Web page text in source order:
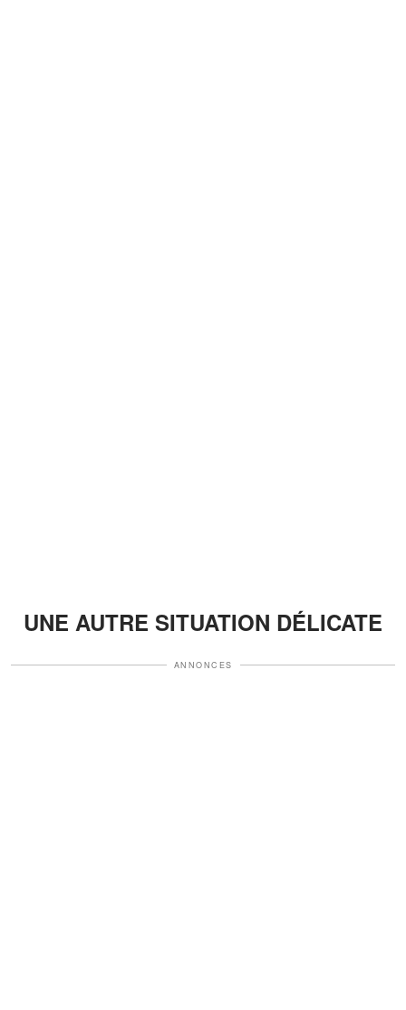
UNE AUTRE SITUATION DÉLICATE
ANNONCES